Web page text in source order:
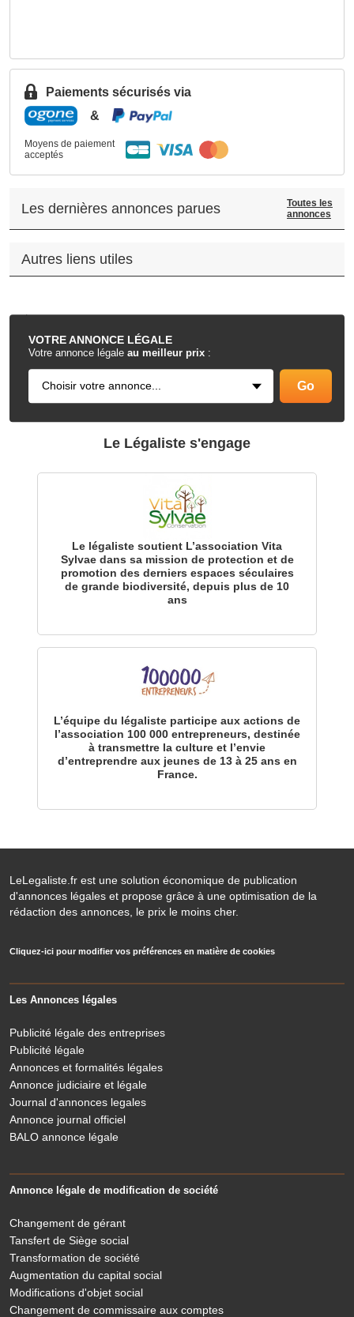
VOTREANNONCE LÉGALE
Votre annonce légale au meilleur prix :
Paiements sécurisés via
&
Moyens de paiement
acceptés
Les dernières annonces parues
Toutes les
annonces
Autres liens utiles
.
Le Légaliste s'engage
Le légaliste soutient L’association Vita
Sylvae dans sa mission de protection et de
promotion des derniers espaces séculaires
de grande biodiversité, depuis plus de 10
ans
L’équipe du légaliste participe aux actions de
l’association 100 000 entrepreneurs, destinée
à transmettre la culture et l’envie
d’entreprendre aux jeunes de 13 à 25 ans en
France.
LeLegaliste.fr est une solution économique de publication
d'annonces légales et propose grâce à une optimisation de la
rédaction des annonces, le prix le moins cher.
Cliquez-ici pour modifier vos préférences en matière de cookies
Les Annonces légales
Publicité légale des entreprises
Publicité légale
Annonces et formalités légales
Annonce judiciaire et légale
Journal d'annonces legales
Annonce journal officiel
BALO annonce légale
Annonce légale de modification de société
Changement de gérant
Tansfert de Siège social
Transformation de société
Augmentation du capital social
Modifications d'objet social
Changement de commissaire aux comptes